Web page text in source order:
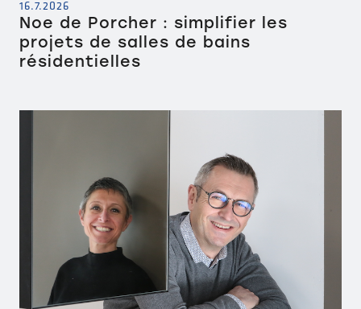
16.7.2026
Noe de Porcher : simplifier les
projets de salles de bains
résidentielles